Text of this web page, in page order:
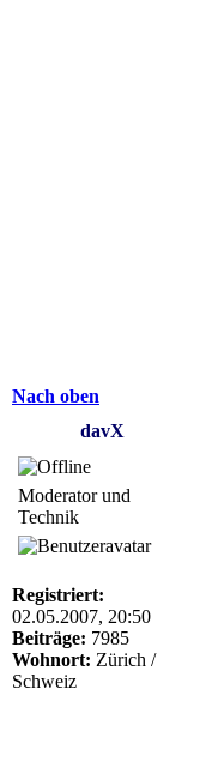
Nach oben
davX
Moderator und
Technik
Registriert:
02.05.2007, 20:50
Beiträge: 7985
Wohnort: Zürich /
Schweiz